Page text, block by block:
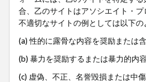
合、乙のサイトはアソシエイト・
不適切なサイトの例としては以下の
(a) 性的に露骨な内容を奨励または
(b) 暴力を奨励するまたは暴力的内
(c) 虚偽、不正、名誉毀損または中